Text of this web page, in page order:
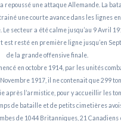
repoussé une attaque Allemande. La
une courte avance dans les lignes
Le secteur a été calme jusqu’au 9 Avril
est resté en première ligne jusqu’en
de la grande offensive finale.
en octobre 1914, par les unités
1917, il ne contenait que 299
après l’armistice, pour y accueillir les
de bataille et de petits cimetières
de 1044 Britanniques, 21 Canadiens